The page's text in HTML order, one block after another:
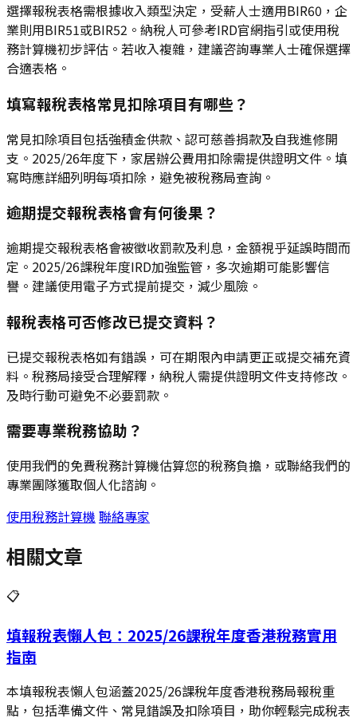
選擇報稅表格需根據收入類型決定，受薪人士適用BIR60，企
業則用BIR51或BIR52。納稅人可參考IRD官網指引或使用稅
務計算機初步評估。若收入複雜，建議咨詢專業人士確保選擇
合適表格。
填寫報稅表格常見扣除項目有哪些？
常見扣除項目包括強積金供款、認可慈善捐款及自我進修開
支。2025/26年度下，家居辦公費用扣除需提供證明文件。填
寫時應詳細列明每項扣除，避免被稅務局查詢。
逾期提交報稅表格會有何後果？
逾期提交報稅表格會被徵收罰款及利息，金額視乎延誤時間而
定。2025/26課稅年度IRD加強監管，多次逾期可能影響信
譽。建議使用電子方式提前提交，減少風險。
報稅表格可否修改已提交資料？
已提交報稅表格如有錯誤，可在期限內申請更正或提交補充資
料。稅務局接受合理解釋，納稅人需提供證明文件支持修改。
及時行動可避免不必要罰款。
需要專業稅務協助？
使用我們的免費稅務計算機估算您的稅務負擔，或聯絡我們的
專業團隊獲取個人化諮詢。
使用稅務計算機 聯絡專家
相關文章
📋
填報稅表懶人包：2025/26課稅年度香港稅務實用
指南
本填報稅表懶人包涵蓋2025/26課稅年度香港稅務局報稅重
點，包括準備文件、常見錯誤及扣除項目，助你輕鬆完成稅表